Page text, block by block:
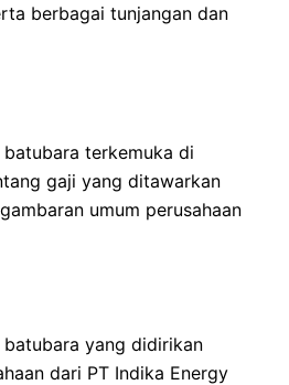
berbagai tunjangan dan
terkemuka di
gaji yang ditawarkan
umum perusahaan
yang didirikan
dari PT Indika Energy